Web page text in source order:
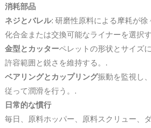
消耗部品
ネジとバレル: 研磨性原料による摩耗が徐
化合金または交換可能なライナーを選択
金型とカッターペレットの形状とサイズ
許容範囲と鋭さを維持する。.
ベアリングとカップリング振動を監視し
従って潤滑を行う。.
日常的な慣行
毎日、原料ホッパー、原料スクリュー、